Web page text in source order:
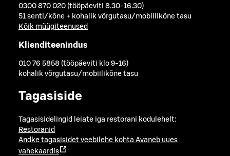
0300 870 020 (tööpäeviti 8.30-16.30)
51 senti/kõne + kohalik võrgutasu/mobiilikõne tasu
Kõik müügiteenused
Klienditeenindus
010 76 5858 (tööpäeviti klo 9-16)
kohalik võrgutasu/mobiilikõne tasu
Tagasiside
Tagasisidelingid leiate iga restorani kodulehelt:
Restoranid
Andke tagasisidet veebilehe kohta Avaneb uues
vahekaardis